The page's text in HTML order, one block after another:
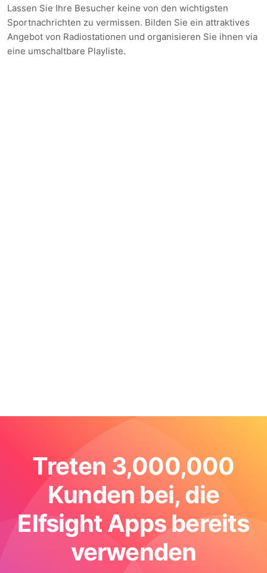
Lassen Sie Ihre Besucher keine von den wichtigsten
Sportnachrichten zu vermissen. Bilden Sie ein attraktives
Angebot von Radiostationen und organisieren Sie ihnen via
eine umschaltbare Playliste.
Treten 3,000,000
Kunden bei, die
Elfsight Apps bereits
verwenden